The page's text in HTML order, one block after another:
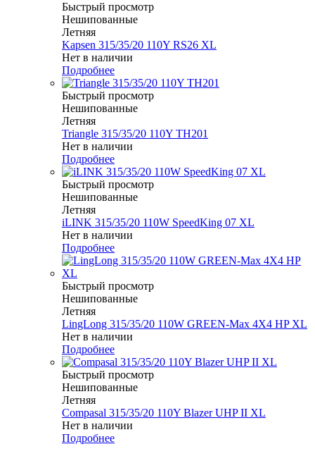
Быстрый просмотр
Нешипованные
Летняя
Kapsen 315/35/20 110Y RS26 XL
Нет в наличии
Подробнее
Быстрый просмотр
Нешипованные
Летняя
Triangle 315/35/20 110Y TH201
Нет в наличии
Подробнее
Быстрый просмотр
Нешипованные
Летняя
iLINK 315/35/20 110W SpeedKing 07 XL
Нет в наличии
Подробнее
Быстрый просмотр
Нешипованные
Летняя
LingLong 315/35/20 110W GREEN-Max 4X4 HP XL
Нет в наличии
Подробнее
Быстрый просмотр
Нешипованные
Летняя
Compasal 315/35/20 110Y Blazer UHP II XL
Нет в наличии
Подробнее